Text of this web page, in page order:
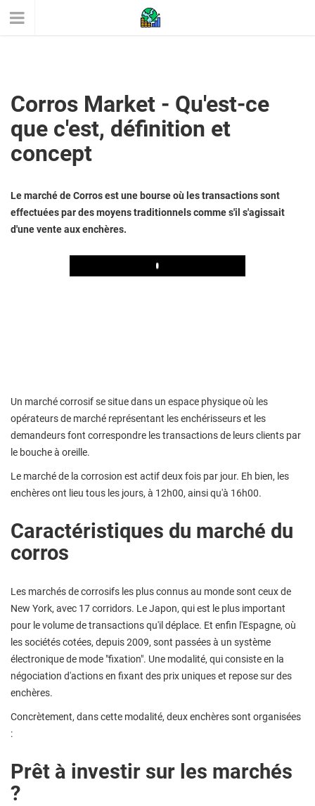
Corros Market - Qu'est-ce
que c'est, définition et
concept
Le marché de Corros est une bourse où les transactions sont
effectuées par des moyens traditionnels comme s'il s'agissait
d'une vente aux enchères.
Play
Un marché corrosif se situe dans un espace physique où les
opérateurs de marché représentant les enchérisseurs et les
demandeurs font correspondre les transactions de leurs clients par
le bouche à oreille.
Le marché de la corrosion est actif deux fois par jour. Eh bien, les
enchères ont lieu tous les jours, à 12h00, ainsi qu'à 16h00.
Caractéristiques du marché du
corros
Les marchés de corrosifs les plus connus au monde sont ceux de
New York, avec 17 corridors. Le Japon, qui est le plus important
pour le volume de transactions qu'il déplace. Et enfin l'Espagne, où
les sociétés cotées, depuis 2009, sont passées à un système
électronique de mode "fixation". Une modalité, qui consiste en la
négociation d'actions en fixant des prix uniques et repose sur des
enchères.
Concrètement, dans cette modalité, deux enchères sont organisées
:
Prêt à investir sur les marchés
?